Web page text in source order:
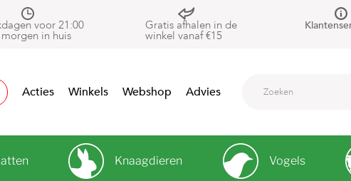
voor 21:00
in huis
Gratis afhalen in de
winkel vanaf €15
Acties Winkels Webshop Advies
Knaagdieren Vogels